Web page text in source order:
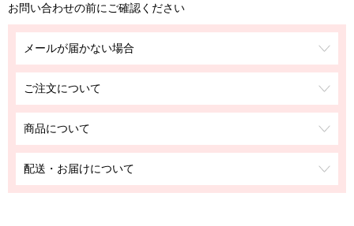
お問い合わせの前にご確認ください
メールが届かない場合
ご注文について
商品について
配送・お届けについて